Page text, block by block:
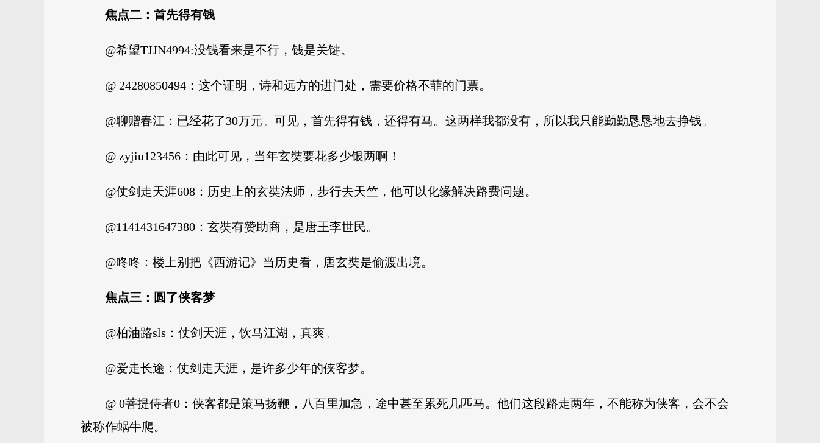
焦点二：首先得有钱
@希望TJJN4994:没钱看来是不行，钱是关键。
@ 24280850494：这个证明，诗和远方的进门处，需要价格不菲的门票。
@聊赠春江：已经花了30万元。可见，首先得有钱，还得有马。这两样我都没有，所以我只能勤勤恳恳地去挣钱。
@ zyjiu123456：由此可见，当年玄奘要花多少银两啊！
@仗剑走天涯608：历史上的玄奘法师，步行去天竺，他可以化缘解决路费问题。
@1141431647380：玄奘有赞助商，是唐王李世民。
@咚咚：楼上别把《西游记》当历史看，唐玄奘是偷渡出境。
焦点三：圆了侠客梦
@柏油路sls：仗剑天涯，饮马江湖，真爽。
@爱走长途：仗剑走天涯，是许多少年的侠客梦。
@ 0菩提侍者0：侠客都是策马扬鞭，八百里加急，途中甚至累死几匹马。他们这段路走两年，不能称为侠客，会不会
被称作蜗牛爬。